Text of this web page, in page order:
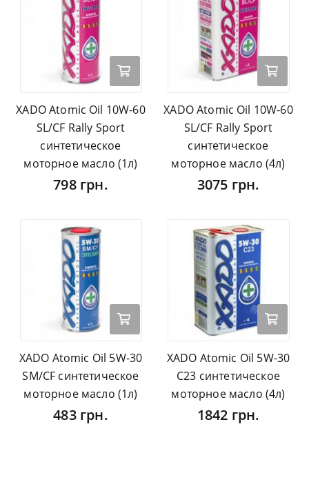
XADO Atomic Oil 10W-60
SL/CF Rally Sport
синтетическое
моторное масло (1л)
798 грн.
XADO Atomic Oil 10W-60
SL/CF Rally Sport
синтетическое
моторное масло (4л)
3075 грн.
XADO Atomic Oil 5W-30
SM/CF синтетическое
моторное масло (1л)
483 грн.
XADO Atomic Oil 5W-30
C23 синтетическое
моторное масло (4л)
1842 грн.